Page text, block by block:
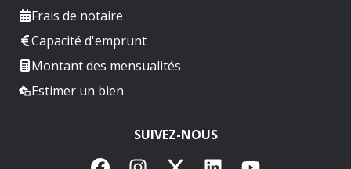
Frais de notaire
Capacité d'emprunt
Montant des mensualités
Estimer un bien
SUIVEZ-NOUS
FacebookInstagram
X LinkedInYouTube